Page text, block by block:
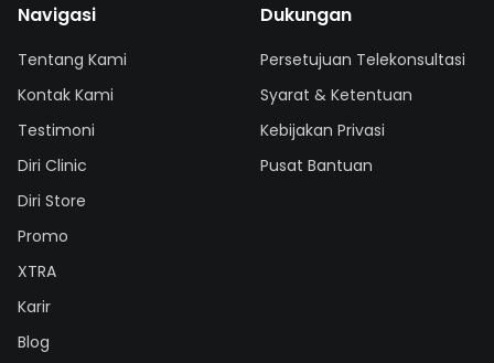
Navigasi
Tentang Kami
Kontak Kami
Testimoni
Diri Clinic
Diri Store
Promo
XTRA
Karir
Blog
Dukungan
Persetujuan Telekonsultasi
Syarat & Ketentuan
Kebijakan Privasi
Pusat Bantuan